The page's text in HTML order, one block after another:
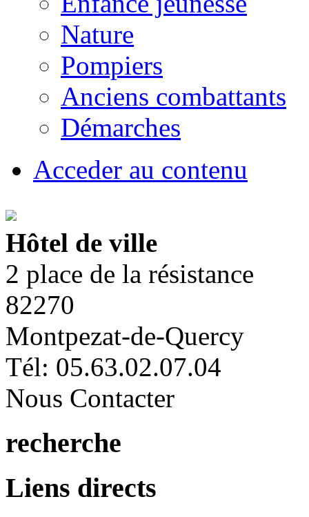
Nature
Pompiers
Anciens combattants
Démarches
Acceder au contenu
Hôtel de ville
2 place de la résistance
82270
Montpezat-de-Quercy
Tél: 05.63.02.07.04
Nous Contacter
recherche
Liens directs